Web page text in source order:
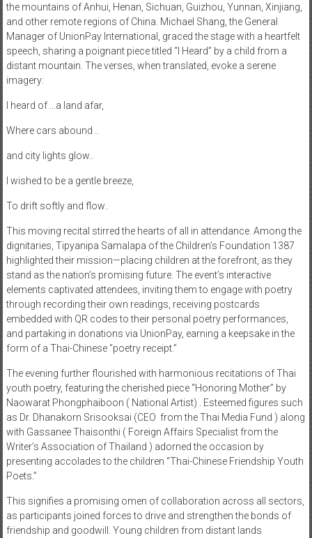
the mountains of Anhui, Henan, Sichuan, Guizhou, Yunnan, Xinjiang,
and other remote regions of China. Michael Shang, the General
Manager of UnionPay International, graced the stage with a heartfelt
speech, sharing a poignant piece titled “I Heard” by a child from a
distant mountain. The verses, when translated, evoke a serene
imagery:
I heard of …a land afar,
Where cars abound ..
and city lights glow..
I wished to be a gentle breeze,
To drift softly and flow..
This moving recital stirred the hearts of all in attendance. Among the
dignitaries, Tipyanipa Samalapa of the Children’s Foundation 1387
highlighted their mission—placing children at the forefront, as they
stand as the nation’s promising future. The event’s interactive
elements captivated attendees, inviting them to engage with poetry
through recording their own readings, receiving postcards
embedded with QR codes to their personal poetry performances,
and partaking in donations via UnionPay, earning a keepsake in the
form of a Thai-Chinese “poetry receipt.”
The evening further flourished with harmonious recitations of Thai
youth poetry, featuring the cherished piece “Honoring Mother” by
Naowarat Phongphaiboon ( National Artist) . Esteemed figures such
as Dr. Dhanakorn Srisooksai (CEO from the Thai Media Fund ) along
with Gassanee Thaisonthi ( Foreign Affairs Specialist from the
Writer’s Association of Thailand ) adorned the occasion by
presenting accolades to the children “Thai-Chinese Friendship Youth
Poets.”
This signifies a promising omen of collaboration across all sectors,
as participants joined forces to drive and strengthen the bonds of
friendship and goodwill. Young children from distant lands